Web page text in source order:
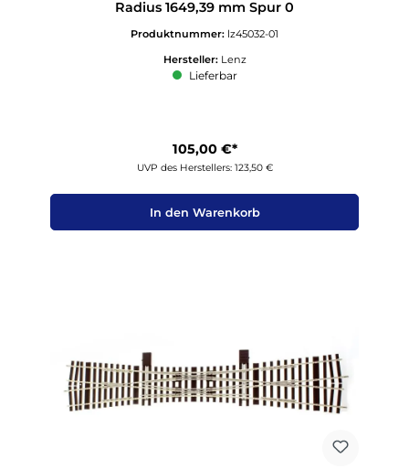
Radius 1649,39 mm Spur 0
Produktnummer: lz45032-01
Hersteller: Lenz
Lieferbar
105,00 €*
UVP des Herstellers: 123,50 €
In den Warenkorb